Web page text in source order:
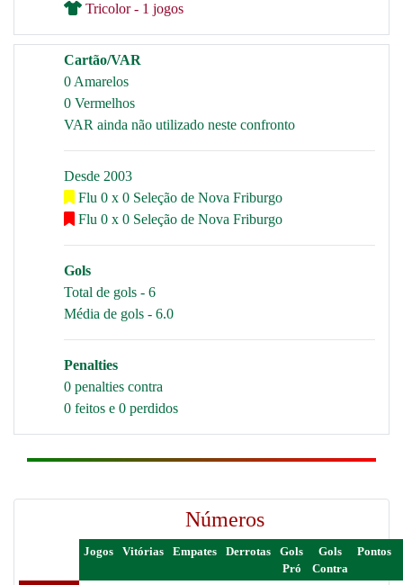
Tricolor - 1 jogos
Cartão/VAR
0 Amarelos
0 Vermelhos
VAR ainda não utilizado neste confronto
Desde 2003
Flu 0 x 0 Seleção de Nova Friburgo
Flu 0 x 0 Seleção de Nova Friburgo
Gols
Total de gols - 6
Média de gols - 6.0
Penalties
0 penalties contra
0 feitos e 0 perdidos
Números
Jogos Vitórias Empates Derrotas
Gols
Pró
Gols
Contra
Pontos